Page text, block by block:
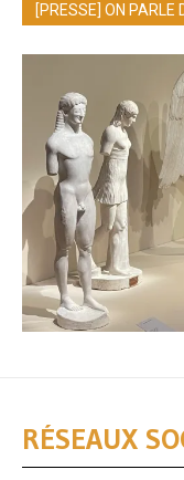
[PRESSE] ON PARLE
RÉSEAUX